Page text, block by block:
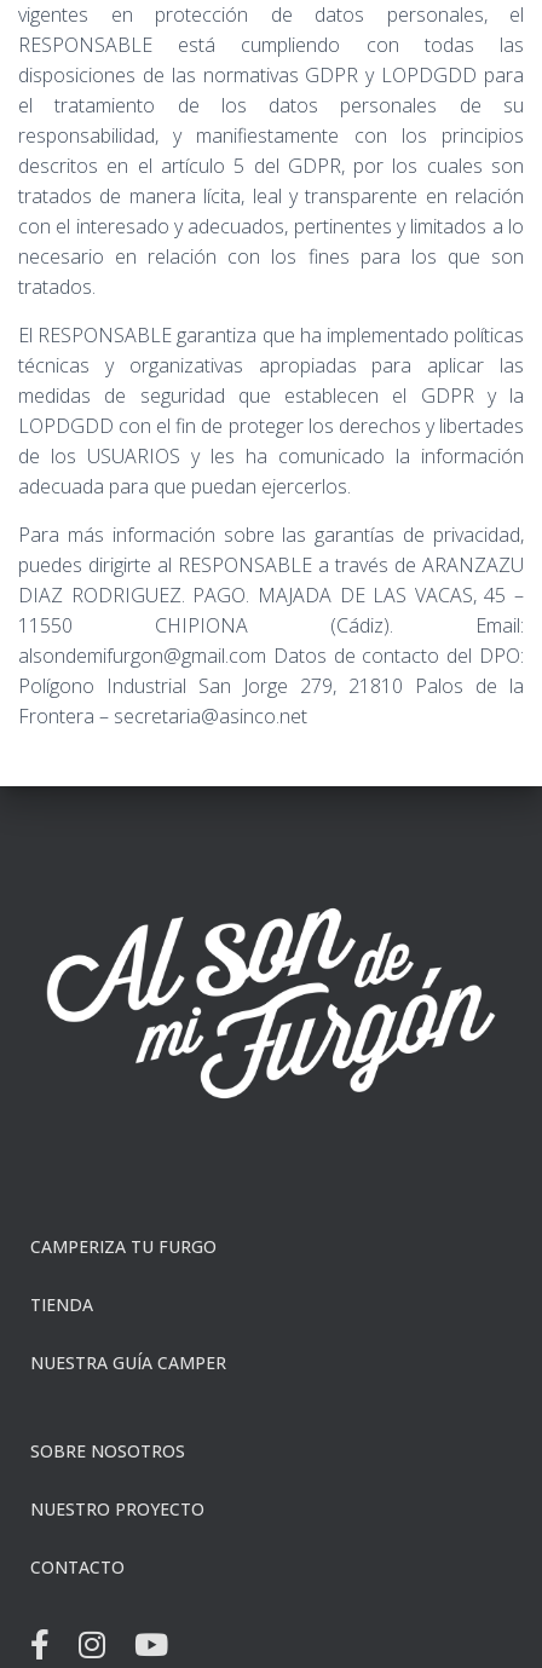
vigentes en protección de datos personales, el
RESPONSABLE está cumpliendo con todas las
disposiciones de las normativas GDPR y LOPDGDD para
el tratamiento de los datos personales de su
responsabilidad, y manifiestamente con los principios
descritos en el artículo 5 del GDPR, por los cuales son
tratados de manera lícita, leal y transparente en relación
con el interesado y adecuados, pertinentes y limitados a lo
necesario en relación con los fines para los que son
tratados.
El RESPONSABLE garantiza que ha implementado políticas
técnicas y organizativas apropiadas para aplicar las
medidas de seguridad que establecen el GDPR y la
LOPDGDD con el fin de proteger los derechos y libertades
de los USUARIOS y les ha comunicado la información
adecuada para que puedan ejercerlos.
Para más información sobre las garantías de privacidad,
puedes dirigirte al RESPONSABLE a través de ARANZAZU
DIAZ RODRIGUEZ. PAGO. MAJADA DE LAS VACAS, 45 –
11550 CHIPIONA (Cádiz). Email:
alsondemifurgon@gmail.com Datos de contacto del DPO:
Polígono Industrial San Jorge 279, 21810 Palos de la
Frontera – secretaria@asinco.net
CAMPERIZA TU FURGO
TIENDA
NUESTRA GUÍA CAMPER
SOBRE NOSOTROS
NUESTRO PROYECTO
CONTACTO